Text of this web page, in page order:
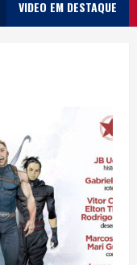
VIDEO EM DESTAQUE